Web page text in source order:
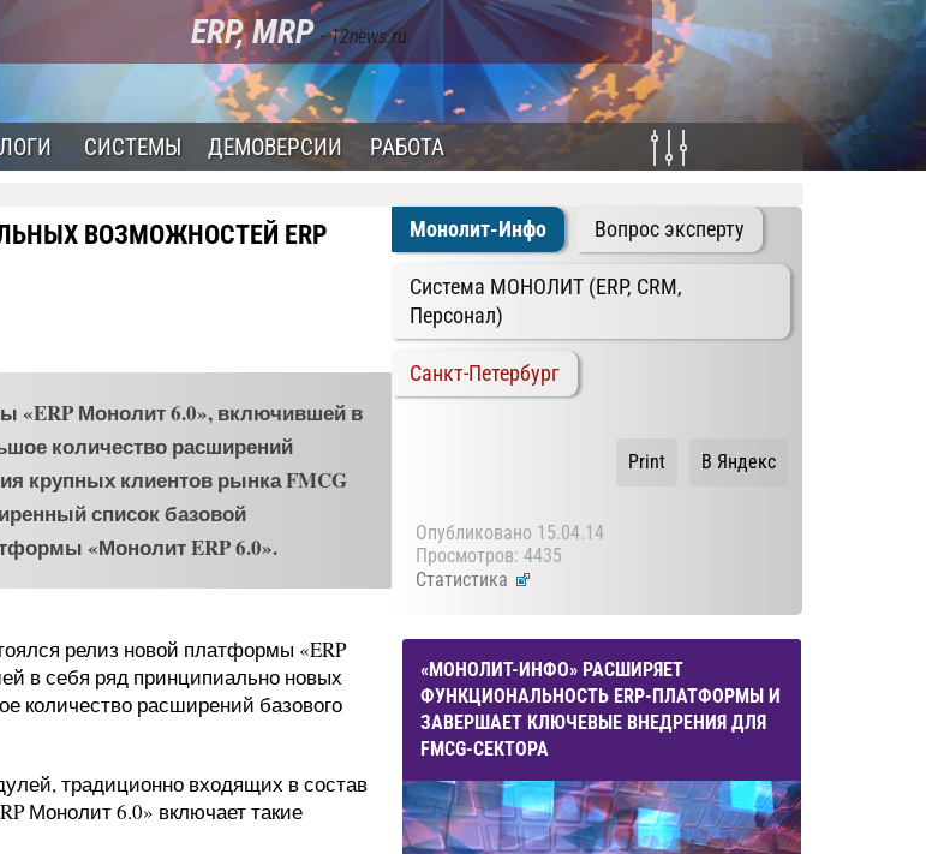
ERP, MRP- 12news.ru
СИСТЕМЫ ДЕМОВЕРСИИ РАБОТА
ВОЗМОЖНОСТЕЙ ERP
«ERP Монолит 6.0», включившей в
количество расширений
крупных клиентов рынка FMCG
список базовой
«Монолит ERP 6.0».
релиз новой платформы «ERP
в себя ряд принципиально новых
количество расширений базового
традиционно входящих в состав
Монолит 6.0» включает такие
Монолит-Инфо Вопрос эксперту
Система МОНОЛИТ (ERP, CRM,
Персонал)
Санкт-Петербург
В Яндекс
Print
Опубликовано 15.04.14
Просмотров: 4435
Статистика
«МОНОЛИТ-ИНФО» РАСШИРЯЕТ
ФУНКЦИОНАЛЬНОСТЬ ERP-ПЛАТФОРМЫ И
ЗАВЕРШАЕТ КЛЮЧЕВЫЕ ВНЕДРЕНИЯ ДЛЯ
FMCG-СЕКТОРА